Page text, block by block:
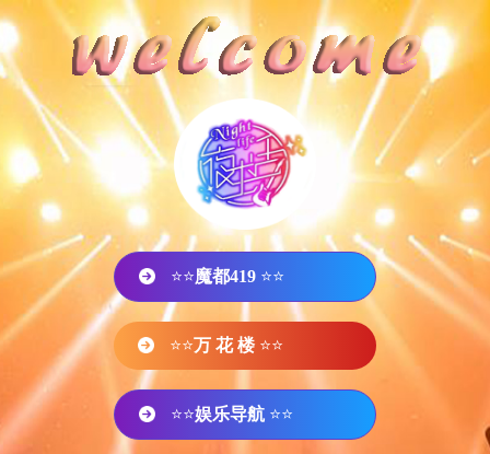
⭐⭐魔都419 ⭐⭐
⭐⭐万 花 楼 ⭐⭐
⭐⭐娱乐导航 ⭐⭐